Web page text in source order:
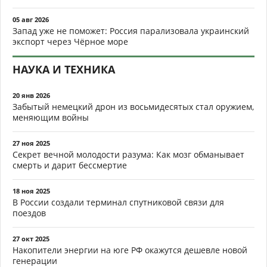
05 авг 2026
Запад уже не поможет: Россия парализовала украинский
экспорт через Чёрное море
НАУКА И ТЕХНИКА
20 янв 2026
Забытый немецкий дрон из восьмидесятых стал оружием,
меняющим войны
27 ноя 2025
Секрет вечной молодости разума: Как мозг обманывает
смерть и дарит бессмертие
18 ноя 2025
В России создали терминал спутниковой связи для
поездов
27 окт 2025
Накопители энергии на юге РФ окажутся дешевле новой
генерации